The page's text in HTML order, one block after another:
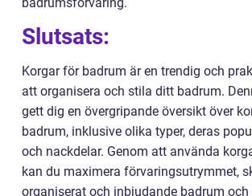
badrumsförvaring.
Slutsats:
Korgar för badrum är en trendig och
att organisera och stila ditt badrum.
gett dig en övergripande översikt över
badrum, inklusive olika typer, deras
och nackdelar. Genom att använda
kan du maximera förvaringsutrymmet,
organiserat och inbjudande badrum